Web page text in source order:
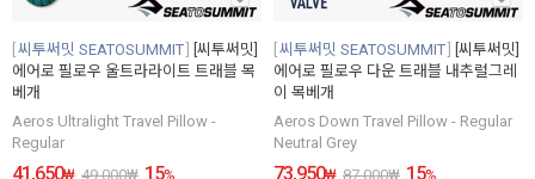
씨투써밋 SEATOSUMMIT
[씨투써밋]
에어로 필로우 울트라라이트 트래블 목
베개
Aeros Ultralight Travel Pillow -
Regular
41,650₩ 49,000₩ 15%
씨투써밋 SEATOSUMMIT
[씨투써밋]
에어로 필로우 다운 트래블 내추럴그레
이 목베개
Aeros Down Travel Pillow - Regular
Neutral Grey
73,950₩ 87,000₩ 15%